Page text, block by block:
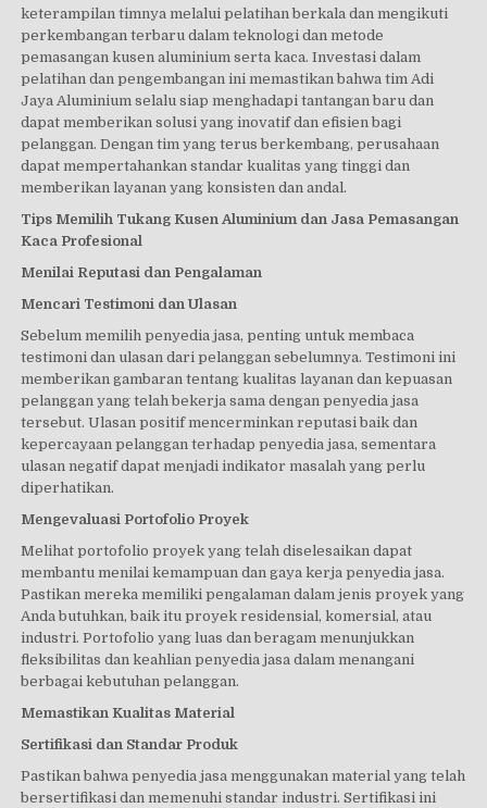
keterampilan timnya melalui pelatihan berkala dan mengikuti
perkembangan terbaru dalam teknologi dan metode
pemasangan kusen aluminium serta kaca. Investasi dalam
pelatihan dan pengembangan ini memastikan bahwa tim Adi
Jaya Aluminium selalu siap menghadapi tantangan baru dan
dapat memberikan solusi yang inovatif dan efisien bagi
pelanggan. Dengan tim yang terus berkembang, perusahaan
dapat mempertahankan standar kualitas yang tinggi dan
memberikan layanan yang konsisten dan andal.
Tips Memilih Tukang Kusen Aluminium dan Jasa Pemasangan
Kaca Profesional
Menilai Reputasi dan Pengalaman
Mencari Testimoni dan Ulasan
Sebelum memilih penyedia jasa, penting untuk membaca
testimoni dan ulasan dari pelanggan sebelumnya. Testimoni ini
memberikan gambaran tentang kualitas layanan dan kepuasan
pelanggan yang telah bekerja sama dengan penyedia jasa
tersebut. Ulasan positif mencerminkan reputasi baik dan
kepercayaan pelanggan terhadap penyedia jasa, sementara
ulasan negatif dapat menjadi indikator masalah yang perlu
diperhatikan.
Mengevaluasi Portofolio Proyek
Melihat portofolio proyek yang telah diselesaikan dapat
membantu menilai kemampuan dan gaya kerja penyedia jasa.
Pastikan mereka memiliki pengalaman dalam jenis proyek yang
Anda butuhkan, baik itu proyek residensial, komersial, atau
industri. Portofolio yang luas dan beragam menunjukkan
fleksibilitas dan keahlian penyedia jasa dalam menangani
berbagai kebutuhan pelanggan.
Memastikan Kualitas Material
Sertifikasi dan Standar Produk
Pastikan bahwa penyedia jasa menggunakan material yang telah
bersertifikasi dan memenuhi standar industri. Sertifikasi ini